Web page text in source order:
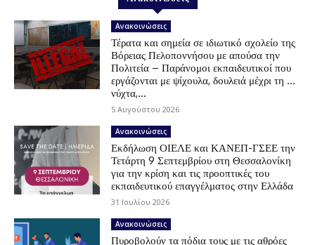
Ανακοινώσεις
Τέρατα και σημεία σε ιδιωτικό σχολείο της
Βόρειας Πελοποννήσου με απούσα την
Πολιτεία – Παράνομοι εκπαιδευτικοί που
εργάζονται με ψίχουλα, δουλειά μέχρι τη …
νύχτα,...
5 Αυγούστου 2026
Ανακοινώσεις
Εκδήλωση ΟΙΕΛΕ και ΚΑΝΕΠ-ΓΣΕΕ την
Τετάρτη 9 Σεπτεμβρίου στη Θεσσαλονίκη
για την κρίση και τις προοπτικές του
εκπαιδευτικού επαγγέλματος στην Ελλάδα
31 Ιουλίου 2026
Ανακοινώσεις
Πυροβολούν τα πόδια τους με τις αθρόες